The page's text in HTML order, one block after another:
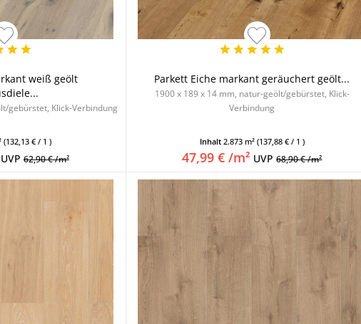
weiß geölt
gebürstet, Klick-Verbindung
(132,13 € / 1 )
UVP62,90 € /m²
Parkett Eiche markant geräuchert geölt...
1900 x 189 x 14 mm, natur-geölt/gebürstet, Klick-
Verbindung
Inhalt 2.873 m² (137,88 € / 1 )
47,99 € /m² UVP68,90 € /m²